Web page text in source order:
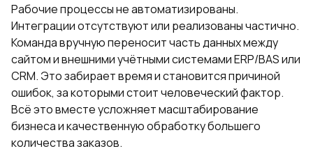
Рабочие процессы не автоматизированы.
Интеграции отсутствуют или реализованы частично.
Команда вручную переносит часть данных между
сайтом и внешними учётными системами ERP/BAS или
CRM. Это забирает время и становится причиной
ошибок, за которыми стоит человеческий фактор.
Всё это вместе усложняет масштабирование
бизнеса и качественную обработку большего
количества заказов.